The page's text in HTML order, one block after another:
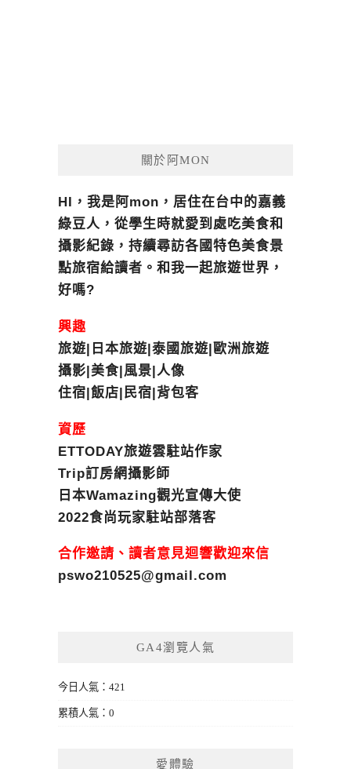
關於阿MON
HI，我是阿mon，居住在台中的嘉義
綠豆人，從學生時就愛到處吃美食和
攝影紀錄，持續尋訪各國特色美食景
點旅宿給讀者。和我一起旅遊世界，
好嗎?
興趣
旅遊|日本旅遊|泰國旅遊|歐洲旅遊
攝影|美食|風景|人像
住宿|飯店|民宿|背包客
資歷
ETTODAY旅遊雲駐站作家
Trip訂房網攝影師
日本Wamazing觀光宣傳大使
2022食尚玩家駐站部落客
合作邀請、讀者意見迴響歡迎來信
pswo210525@gmail.com
GA4瀏覽人氣
今日人氣：421
累積人氣：0
愛體驗